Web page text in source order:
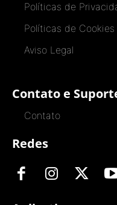
Políticas de
Políticas de Cookies
Aviso Legal
Contato e
Contato
Redes